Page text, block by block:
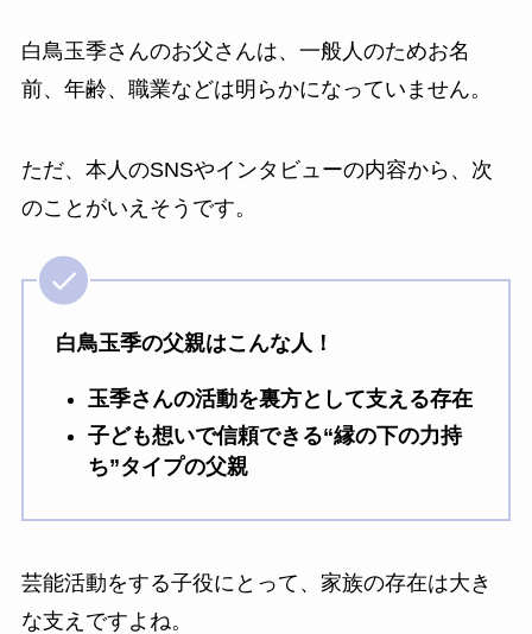
白鳥玉季さんのお父さんは、一般人のためお名
前、年齢、職業などは明らかになっていません。
ただ、本人のSNSやインタビューの内容から、次
のことがいえそうです。
白鳥玉季の父親はこんな人！
玉季さんの活動を裏方として支える存在
子ども想いで信頼できる“縁の下の力持
ち”タイプの父親
芸能活動をする子役にとって、家族の存在は大き
な支えですよね。